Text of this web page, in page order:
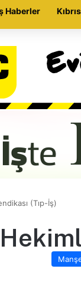
Haberler Kıbrıs
(Tıp-İş)